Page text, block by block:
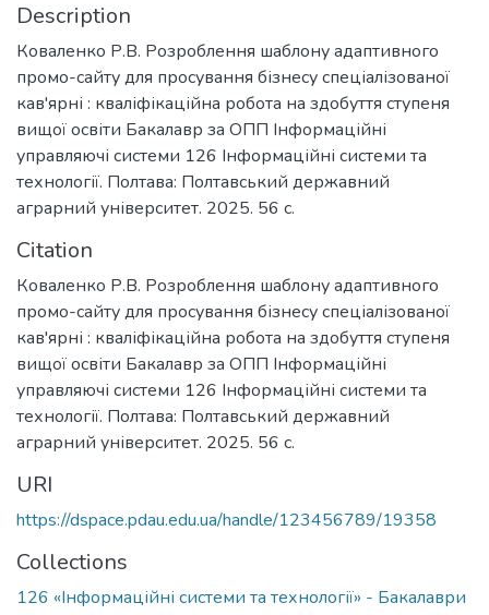
Description
Коваленко Р.В. Розроблення шаблону адаптивного
промо-сайту для просування бізнесу спеціалізованої
кав'ярні : кваліфікаційна робота на здобуття ступеня
вищої освіти Бакалавр за ОПП Інформаційні
управляючі системи 126 Інформаційні системи та
технології. Полтава: Полтавський державний
аграрний університет. 2025. 56 с.
Citation
Коваленко Р.В. Розроблення шаблону адаптивного
промо-сайту для просування бізнесу спеціалізованої
кав'ярні : кваліфікаційна робота на здобуття ступеня
вищої освіти Бакалавр за ОПП Інформаційні
управляючі системи 126 Інформаційні системи та
технології. Полтава: Полтавський державний
аграрний університет. 2025. 56 с.
URI
https://dspace.pdau.edu.ua/handle/123456789/19358
Collections
126 «Інформаційні системи та технології» - Бакалаври